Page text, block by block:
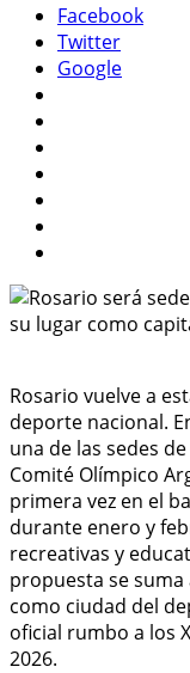
Facebook
Twitter
Google
Rosario vuelve a
deporte nacional.
una de las sedes
Comité Olímpico
primera vez en el
durante enero y
recreativas y
propuesta se
como ciudad del
oficial rumbo a los
2026.